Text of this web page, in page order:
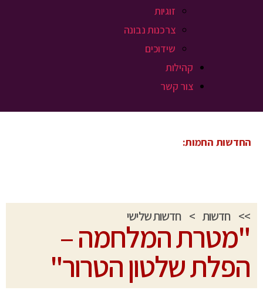
זוגיות
צרכנות נבונה
שידוכים
קהילות
צור קשר
החדשות החמות:
>> חדשות > חדשות שלישי
"מטרת המלחמה –
הפלת שלטון הטרור"